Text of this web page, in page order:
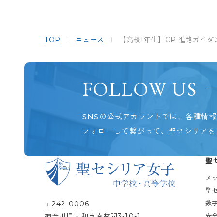
TOP ニュース 【高校1年生】CP 進路ガイダ
FOLLOW US
SNSの公式アカウントでは、各種情
フォローして繋がって、聖セシリア
〒242-0006
聖
メ
聖
数